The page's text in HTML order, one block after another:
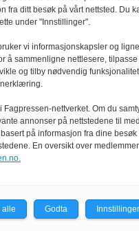
Vokser med
i dagligvare
- Butikk i praksis
fra ditt besøk på vårt nettsted. Du
under "Innstillinger".
vi informasjonskapsler og
å sammenligne nettlesere,
og tilby nødvendig
Fagpressen-nettverket. Om du
annonser på nettstedene til
på informasjon fra dine besøk
En oversikt over
alle Godta Innstillinger